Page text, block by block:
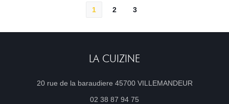
1 2 3
LA CUIZINE
20 rue de la baraudiere 45700 VILLEMANDEUR((öffnet
02 38 87 94 75